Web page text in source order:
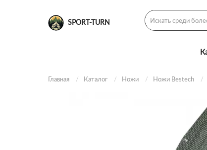
SPORT-TURN
Главная Каталог Ножи Ножи Bestech